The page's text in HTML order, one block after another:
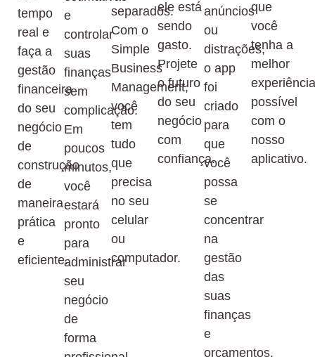
tempo
real e
faça a
gestão
financeira
do seu
negócio
de
construção
de
maneira
prática
e
eficiente.
e
controlar
suas
finanças
sem
complicação.
Em
poucos
minutos,
você
estará
pronto
para
administrar
seu
negócio
de
forma
separados.
Com o
Simple
Business
Management,
você
tem
tudo
que
precisa
no seu
celular
ou
computador.
ele está
sendo
gasto.
Projete
o futuro
do seu
negócio
com
confiança.
anúncios
ou
distrações,
o app
foi
criado
para
que
você
possa
se
concentrar
na
gestão
das
suas
finanças
e
orçamentos.
que
você
tenha a
melhor
experiência
possível
com o
nosso
aplicativo.